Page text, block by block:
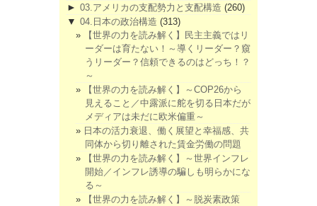
► 03.アメリカの支配勢力と支配構造 (260)
▼ 04.日本の政治構造 (313)
【世界の力を読み解く】民主主義ではリ
ーダーは育たない！～導くリーダー？窺
うリーダー？信頼できるのはどっち！？
～
【世界の力を読み解く】～COP26から
見えること／中露派に舵を切る日本だが
メディアは未だに欧米偏重～
日本の活力衰退、働く展望と幸福感、共
同体から切り離された賃金労働の問題
【世界の力を読み解く】～世界インフレ
開始／インフレ誘導の騙しも明らかにな
る～
【世界の力を読み解く】～脱炭素政策